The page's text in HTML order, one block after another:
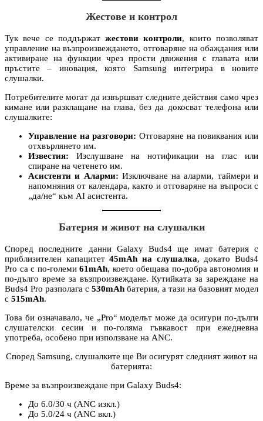
Жестове и контрол
Тук вече се поддържатжестови контроли, които позволяват
управление на възпроизвеждането, отговаряне на обаждания или
активиране на функции чрез прости движения с главата или
пръстите – иновация, която Samsung интегрира в новите
слушалки.
Потребителите могат да извършват следните действия само чрез
кимане или разклащане на глава, без да докосват телефона или
слушалките:
Управление на разговори: Отговаряне на повиквания или
отхвърлянето им.
Известия: Изслушване на нотификации на глас или
спиране на четенето им.
Асистенти и Аларми: Изключване на аларми, таймери и
напомняния от календара, както и отговаряне на въпроси с
„да/не“ към AI асистента.
Батерия и живот на слушалки
Според последните данни Galaxy Buds4 ще имат батерия с
приблизителен капацитет45mAh на слушалка, докато Buds4
Pro са с по-големи61mAh, което обещава по-добра автономия и
по-дълго време за възпроизвеждане. Кутийката за зареждане на
Buds4 Pro разполага с 530mAh батерия, а тази на базовият модел
с 515mAh.
Това би означавало, че „Pro“ моделът може да осигури по-дълги
слушателски сесии и по-голяма гъвкавост при ежедневна
употреба, особено при използване на ANC.
Според Samsung, слушалките ще Ви осигурят следният живот на
батерията:
Време за възпроизвеждане при Galaxy Buds4:
До 6.0/30 ч (ANC изкл.)
До 5.0/24 ч (ANC вкл.)